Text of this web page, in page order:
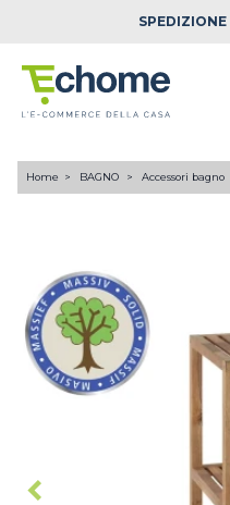
SPEDIZIONE
Home BAGNO Accessori bagno